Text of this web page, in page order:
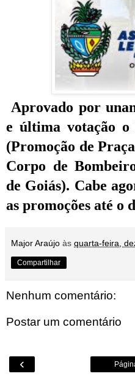
Aprovado por
e última votação
(Promoção de
Corpo de
de Goiás). Cabe
as promoções até o
Major Araújo às quarta-feira,
Compartilhar
Nenhum comentário:
Postar um comentário
‹